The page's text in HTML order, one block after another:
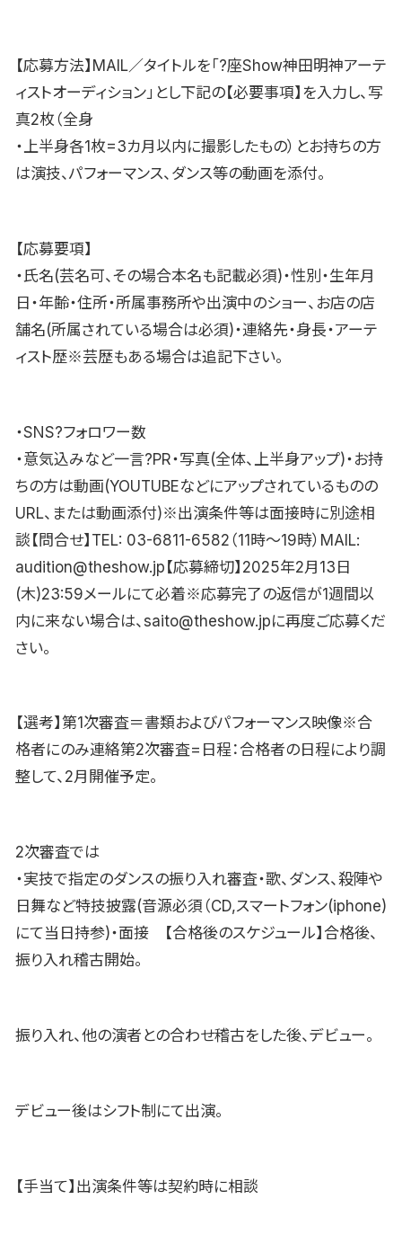
【応募方法】MAIL／タイトルを「?座Show神田明神アーテ
ィストオーディション」とし下記の【必要事項】を入力し、写
真2枚（全身
・上半身各1枚=3カ月以内に撮影したもの）とお持ちの方
は演技、パフォーマンス、ダンス等の動画を添付。
【応募要項】
・氏名(芸名可、その場合本名も記載必須)・性別・生年月
日・年齢・住所・所属事務所や出演中のショー、お店の店
舗名(所属されている場合は必須)・連絡先・身長・アーテ
ィスト歴※芸歴もある場合は追記下さい。
・SNS?フォロワー数
・意気込みなど一言?PR・写真(全体、上半身アップ)・お持
ちの方は動画(YOUTUBEなどにアップされているものの
URL、または動画添付)※出演条件等は面接時に別途相
談【問合せ】TEL: 03-6811-6582（11時〜19時）MAIL:
audition@theshow.jp【応募締切】2025年2月13日
(木)23:59メールにて必着※応募完了の返信が1週間以
内に来ない場合は、saito@theshow.jpに再度ご応募くだ
さい。
【選考】第1次審査＝書類およびパフォーマンス映像※合
格者にのみ連絡第2次審査=日程：合格者の日程により調
整して、2月開催予定。
2次審査では
・実技で指定のダンスの振り入れ審査・歌、ダンス、殺陣や
日舞など特技披露(音源必須（CD,スマートフォン(iphone)
にて当日持参)・面接 【合格後のスケジュール】合格後、
振り入れ稽古開始。
振り入れ、他の演者との合わせ稽古をした後、デビュー。
デビュー後はシフト制にて出演。
【手当て】出演条件等は契約時に相談